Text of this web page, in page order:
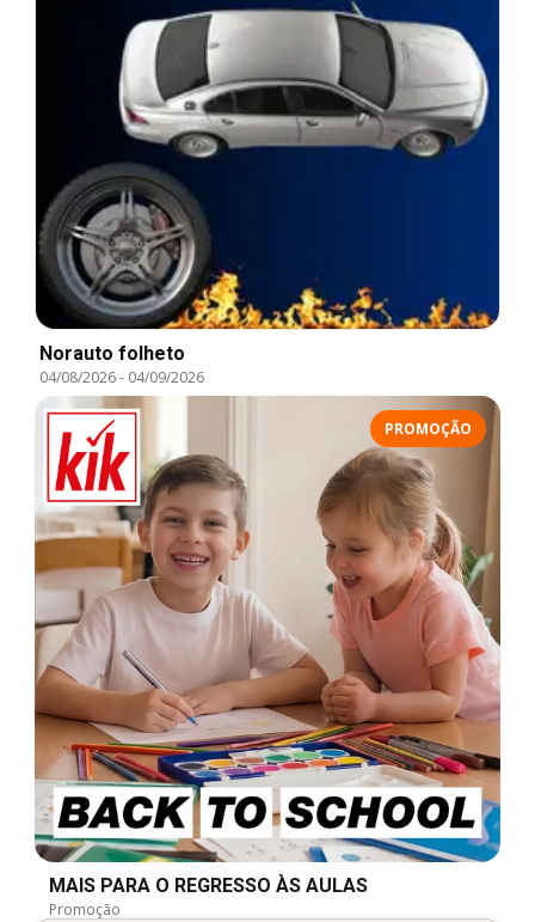
Norauto folheto
04/08/2026- 04/09/2026
PROMOÇÃO
MAIS PARA O REGRESSO ÀS AULAS
Promoção